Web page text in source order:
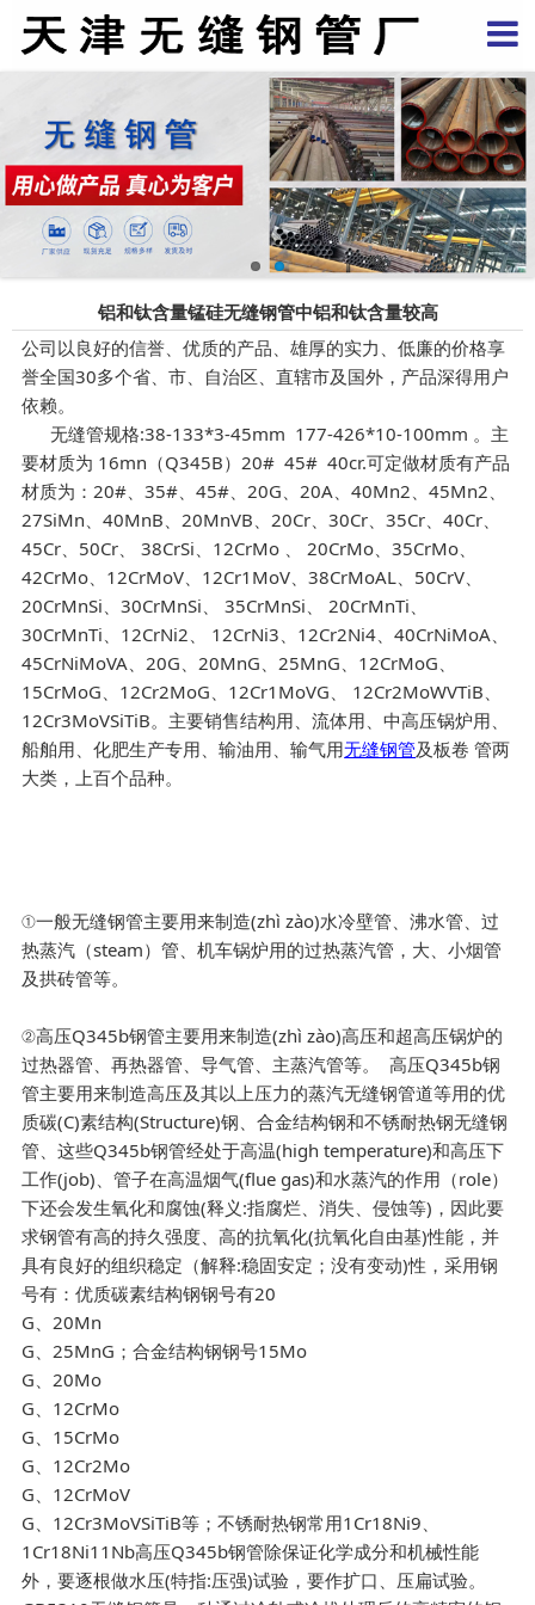
铝和钛含量锰硅无缝钢管中铝和钛含量较高
公司以良好的信誉、优质的产品、雄厚的实力、低廉的价格享
誉全国30多个省、市、自治区、直辖市及国外，产品深得用户
依赖。
无缝管规格:38-133*3-45mm 177-426*10-100mm 。主
要材质为 16mn（Q345B）20# 45# 40cr.可定做材质有产品
材质为：20#、35#、45#、20G、20A、40Mn2、45Mn2、
27SiMn、40MnB、20MnVB、20Cr、30Cr、35Cr、40Cr、
45Cr、50Cr、 38CrSi、12CrMo 、 20CrMo、35CrMo、
42CrMo、12CrMoV、12Cr1MoV、38CrMoAL、50CrV、
20CrMnSi、30CrMnSi、 35CrMnSi、 20CrMnTi、
30CrMnTi、12CrNi2、 12CrNi3、12Cr2Ni4、40CrNiMoA、
45CrNiMoVA、20G、20MnG、25MnG、12CrMoG、
15CrMoG、12Cr2MoG、12Cr1MoVG、 12Cr2MoWVTiB、
12Cr3MoVSiTiB。主要销售结构用、流体用、中高压锅炉用、
船舶用、化肥生产专用、输油用、输气用无缝钢管及板卷 管两
大类，上百个品种。
①一般无缝钢管主要用来制造(zhì zào)水冷壁管、沸水管、过
热蒸汽（steam）管、机车锅炉用的过热蒸汽管，大、小烟管
及拱砖管等。
②高压Q345b钢管主要用来制造(zhì zào)高压和超高压锅炉的
过热器管、再热器管、导气管、主蒸汽管等。 高压Q345b钢
管主要用来制造高压及其以上压力的蒸汽无缝钢管道等用的优
质碳(C)素结构(Structure)钢、合金结构钢和不锈耐热钢无缝钢
管、这些Q345b钢管经处于高温(high temperature)和高压下
工作(job)、管子在高温烟气(flue gas)和水蒸汽的作用（role）
下还会发生氧化和腐蚀(释义:指腐烂、消失、侵蚀等)，因此要
求钢管有高的持久强度、高的抗氧化(抗氧化自由基)性能，并
具有良好的组织稳定（解释:稳固安定；没有变动)性，采用钢
号有：优质碳素结构钢钢号有20
G、20Mn
G、25MnG；合金结构钢钢号15Mo
G、20Mo
G、12CrMo
G、15CrMo
G、12Cr2Mo
G、12CrMoV
G、12Cr3MoVSiTiB等；不锈耐热钢常用1Cr18Ni9、
1Cr18Ni11Nb高压Q345b钢管除保证化学成分和机械性能
外，要逐根做水压(特指:压强)试验，要作扩口、压扁试验。